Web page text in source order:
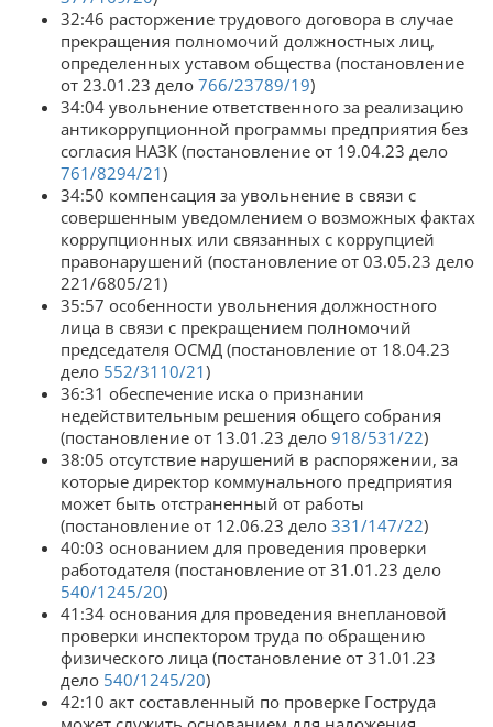
32:46 расторжение трудового договора в случае
прекращения полномочий должностных лиц,
определенных уставом общества (постановление
от 23.01.23 дело 766/23789/19)
34:04 увольнение ответственного за реализацию
антикоррупционной программы предприятия без
согласия НАЗК (постановление от 19.04.23 дело
761/8294/21)
34:50 компенсация за увольнение в связи с
совершенным уведомлением о возможных фактах
коррупционных или связанных с коррупцией
правонарушений (постановление от 03.05.23 дело
221/6805/21)
35:57 особенности увольнения должностного
лица в связи с прекращением полномочий
председателя ОСМД (постановление от 18.04.23
дело 552/3110/21)
36:31 обеспечение иска о признании
недействительным решения общего собрания
(постановление от 13.01.23 дело 918/531/22)
38:05 отсутствие нарушений в распоряжении, за
которые директор коммунального предприятия
может быть отстраненный от работы
(постановление от 12.06.23 дело 331/147/22)
40:03 основанием для проведения проверки
работодателя (постановление от 31.01.23 дело
540/1245/20)
41:34 основания для проведения внеплановой
проверки инспектором труда по обращению
физического лица (постановление от 31.01.23
дело 540/1245/20)
42:10 акт составленный по проверке Гоструда